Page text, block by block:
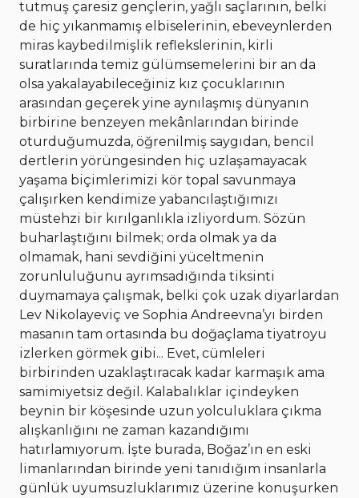
tutmuş çaresiz gençlerin, yağlı saçlarının, belki
de hiç yıkanmamış elbiselerinin, ebeveynlerden
miras kaybedilmişlik reflekslerinin, kirli
suratlarında temiz gülümsemelerini bir an da
olsa yakalayabileceğiniz kız çocuklarının
arasından geçerek yine aynılaşmış dünyanın
birbirine benzeyen mekânlarından birinde
oturduğumuzda, öğrenilmiş saygıdan, bencil
dertlerin yörüngesinden hiç uzlaşamayacak
yaşama biçimlerimizi kör topal savunmaya
çalışırken kendimize yabancılaştığımızı
müstehzi bir kırılganlıkla izliyordum. Sözün
buharlaştığını bilmek; orda olmak ya da
olmamak, hani sevdiğini yüceltmenin
zorunluluğunu ayrımsadığında tiksinti
duymamaya çalışmak, belki çok uzak diyarlardan
Lev Nikolayeviç ve Sophia Andreevna’yı birden
masanın tam ortasında bu doğaçlama tiyatroyu
izlerken görmek gibi... Evet, cümleleri
birbirinden uzaklaştıracak kadar karmaşık ama
samimiyetsiz değil. Kalabalıklar içindeyken
beynin bir köşesinde uzun yolculuklara çıkma
alışkanlığını ne zaman kazandığımı
hatırlamıyorum. İşte burada, Boğaz’ın en eski
limanlarından birinde yeni tanıdığım insanlarla
günlük uyumsuzluklarımız üzerine konuşurken